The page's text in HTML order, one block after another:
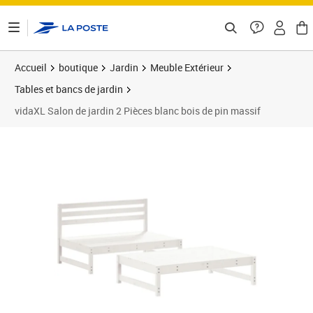
Accueil boutique Jardin
Meuble Extérieur
Tables et bancs de jardin
vidaXL Salon de jardin 2 Pièces blanc bois de pin massif